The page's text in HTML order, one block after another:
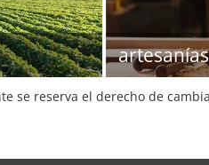
artesanías
se reserva el derecho de